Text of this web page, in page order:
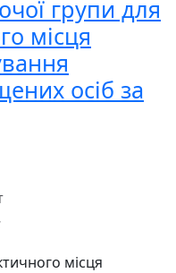
групи для
місця
осіб за
місця